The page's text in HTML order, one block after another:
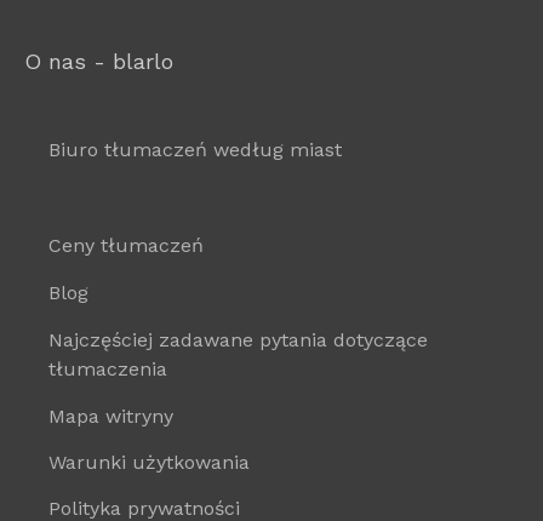
O nas - blarlo
Biuro tłumaczeń według miast
Ceny tłumaczeń
Blog
Najczęściej zadawane pytania dotyczące
tłumaczenia
Mapa witryny
Warunki użytkowania
Polityka prywatności